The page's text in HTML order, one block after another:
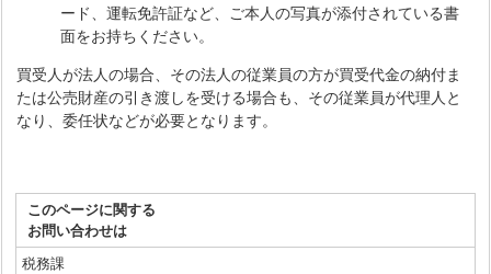
ード、運転免許証など、ご本人の写真が添付されている書
面をお持ちください。
買受人が法人の場合、その法人の従業員の方が買受代金の納付ま
たは公売財産の引き渡しを受ける場合も、その従業員が代理人と
なり、委任状などが必要となります。
このページに関する
お問い合わせは
税務課